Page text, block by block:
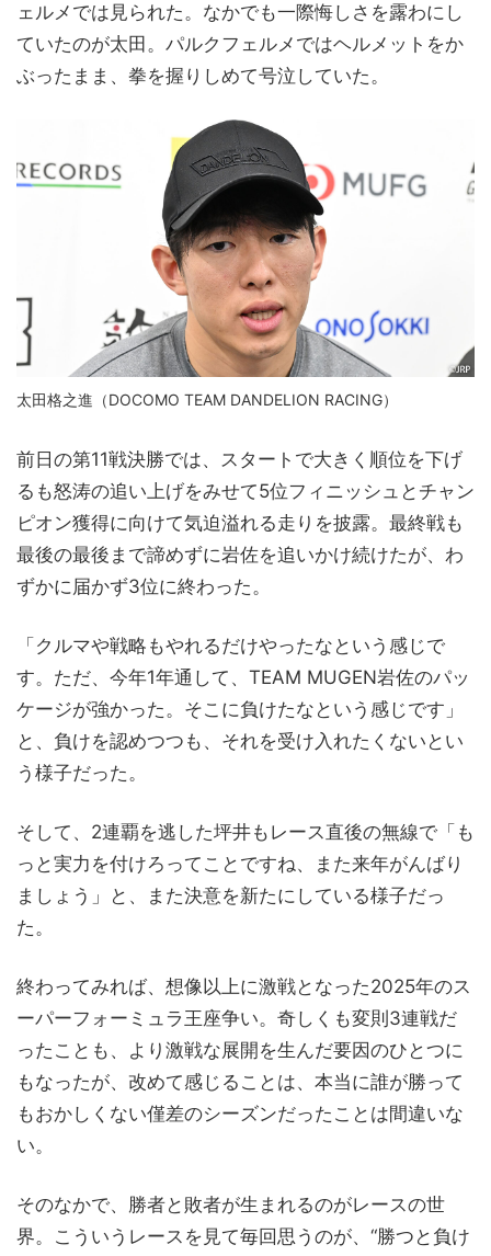
ェルメでは見られた。なかでも一際悔しさを露わにし
ていたのが太田。パルクフェルメではヘルメットをか
ぶったまま、拳を握りしめて号泣していた。
太田格之進（DOCOMO TEAM DANDELION RACING）
前日の第11戦決勝では、スタートで大きく順位を下げ
るも怒涛の追い上げをみせて5位フィニッシュとチャン
ピオン獲得に向けて気迫溢れる走りを披露。最終戦も
最後の最後まで諦めずに岩佐を追いかけ続けたが、わ
ずかに届かず3位に終わった。
「クルマや戦略もやれるだけやったなという感じで
す。ただ、今年1年通して、TEAM MUGEN岩佐のパッ
ケージが強かった。そこに負けたなという感じです」
と、負けを認めつつも、それを受け入れたくないとい
う様子だった。
そして、2連覇を逃した坪井もレース直後の無線で「も
っと実力を付けろってことですね、また来年がんばり
ましょう」と、また決意を新たにしている様子だっ
た。
終わってみれば、想像以上に激戦となった2025年のス
ーパーフォーミュラ王座争い。奇しくも変則3連戦だ
ったことも、より激戦な展開を生んだ要因のひとつに
もなったが、改めて感じることは、本当に誰が勝って
もおかしくない僅差のシーズンだったことは間違いな
い。
そのなかで、勝者と敗者が生まれるのがレースの世
界。こういうレースを見て毎回思うのが、“勝つと負け